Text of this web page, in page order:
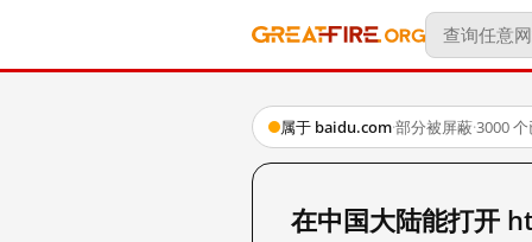
属于 baidu.com·部分被屏蔽·3000
在中国大陆能打开